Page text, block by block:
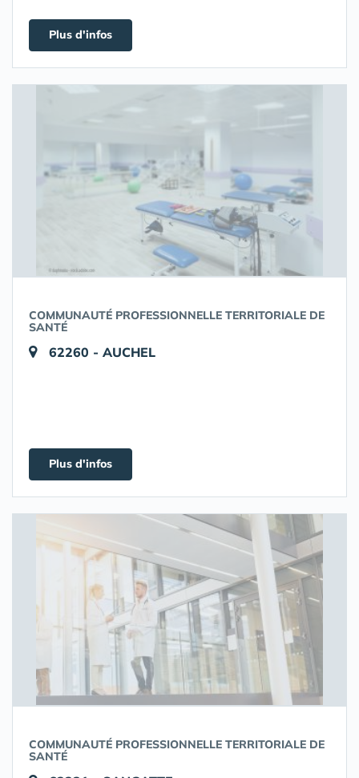
Plus d'infos
COMMUNAUTÉ PROFESSIONNELLE TERRITORIALE DE
SANTÉ
62260 - AUCHEL
Plus d'infos
COMMUNAUTÉ PROFESSIONNELLE TERRITORIALE DE
SANTÉ